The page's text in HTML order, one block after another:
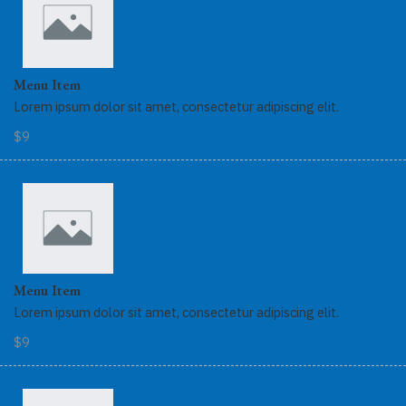
Menu Item
Lorem ipsum dolor sit amet, consectetur adipiscing elit.
$9
Menu Item
Lorem ipsum dolor sit amet, consectetur adipiscing elit.
$9